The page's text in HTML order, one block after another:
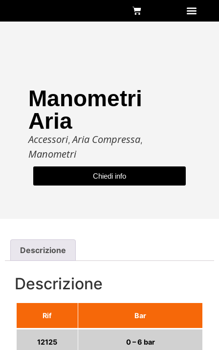
Manometri
Aria
Accessori, Aria Compressa,
Manometri
Chiedi info
Descrizione
Descrizione
Rif Bar
12125 0 – 6 bar